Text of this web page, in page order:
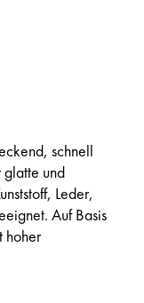
schnell
glatte und
Leder,
Auf Basis
hoher